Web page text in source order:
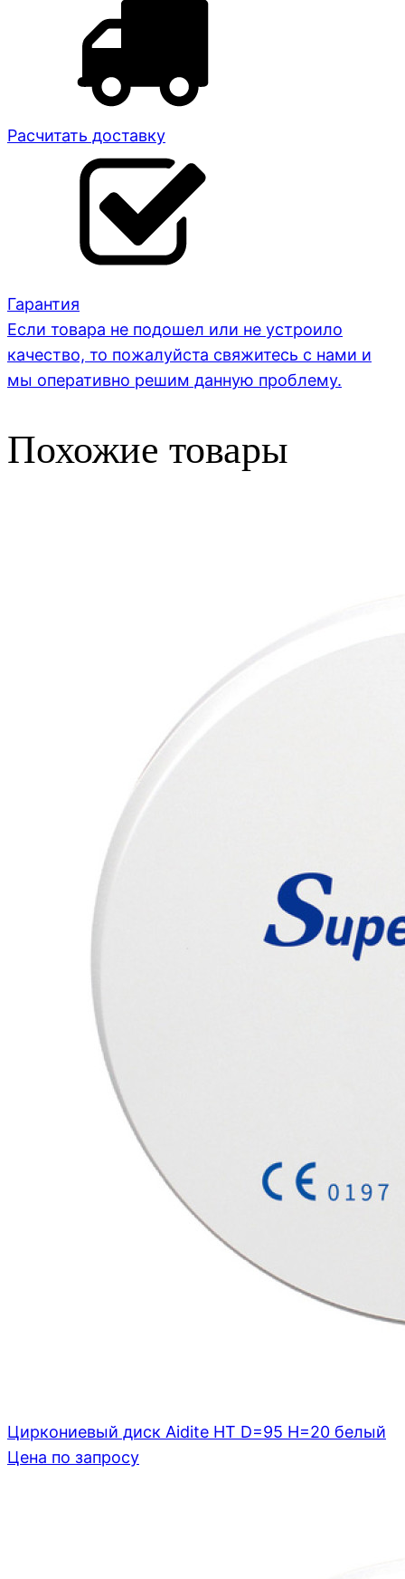
Расчитать доставку
Гарантия
Если товара не подошел или не устроило
качество, то пожалуйста свяжитесь с нами и
мы оперативно решим данную проблему.
Похожие товары
Циркониевый диск Aidite HT D=95 H=20 белый
Цена по запросу